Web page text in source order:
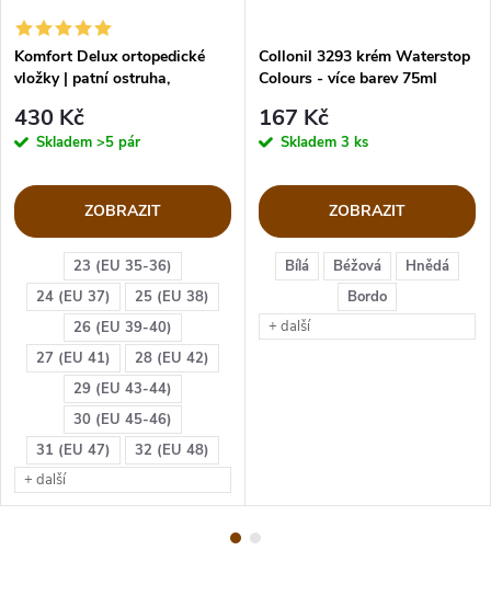
23 (EU 35-36)
24 (EU 37)
25 (EU 38)
26 (EU 39-40)
27 (EU 41)
28 (EU 42)
29 (EU 43-44)
30 (EU 45-46)
31 (EU 47)
32 (EU 48)
+ další
Komfort Delux ortopedické
vložky | patní ostruha,
430 Kč
Skladem >5 pár
ZOBRAZIT
Bílá Béžová
Hnědá
Bordo
+ další
Collonil 3293 krém Waterstop
Colours - více barev 75ml
167 Kč
Skladem 3 ks
ZOBRAZIT